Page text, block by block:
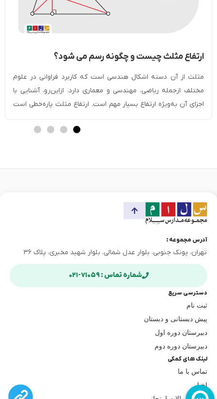
ارتفاع مثلث چیست و چگونه رسم می شود؟
مثلث از آن دسته اشکال هندسی است که کاربرد فراوانی در علوم
مختلف ازجمله ریاضی، مهندسی و معماری دارد. ازاین‌‌رو، آشنایی با
اجزای آن به‌‌ویژه ارتفاع بسیار مهم است. ارتفاع مثلث پاره‌‌خطی است
که از یکی از راس‌‌های مثلث رسم شده و بر ضلع مقابل یا امتداد آن
عمود می‌‌شود. به‌‌دلیل نقش مهم ارتفاع در […]
آدرس مجموعه :
تهران، پونک جنوبی، بلوار عدل شمالی، بلوار شهید مخبری، پلاک ۳۶
شماره تماس : ۷۱۰۵۹-۰۲۱
دسترسی سریع
ثبت نام
پیش دبستانی و دبستان
دبیرستان دوره اول
دبیرستان دوره دوم
لینک های کمکی
تماس با ما
اخبار